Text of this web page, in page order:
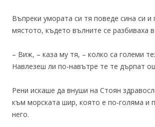
Въпреки умората си тя поведе сина си и
мястото, където вълните се разбиваха в
– Виж, – каза му тя, – колко са големи
Навлезеш ли по-навътре те те дърпат
Рени искаше да внуши на Стоян
към морската шир, която е по-голяма и
него.